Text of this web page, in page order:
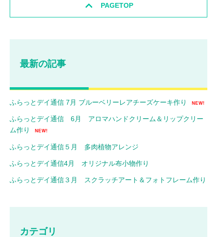
PAGETOP
最新の記事
ふらっとデイ通信 7月 ブルーベリーレアチーズケーキ作り NEW!
ふらっとデイ通信 6月 アロマハンドクリーム＆リップクリー
ム作り
NEW!
ふらっとデイ通信５月 多肉植物アレンジ
ふらっとデイ通信4月 オリジナル布小物作り
ふらっとデイ通信３月 スクラッチアート＆フォトフレーム作り
カテゴリ